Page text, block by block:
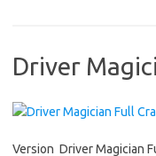
Driver
Version Driver Magician